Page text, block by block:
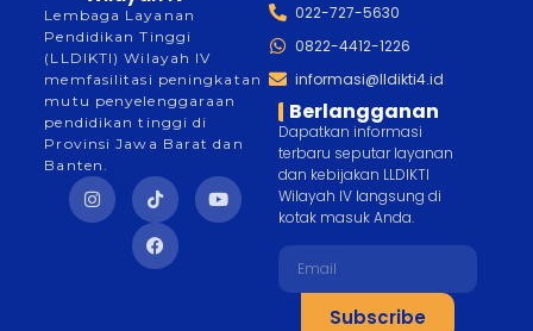
Lembaga Layanan
Pendidikan Tinggi
(LLDIKTI) Wilayah IV
memfasilitasi peningkatan
mutu penyelenggaraan
pendidikan tinggi di
Provinsi Jawa Barat dan
Banten.
022-727-5630
0822-4412-1226
informasi@lldikti4.id
Berlangganan
Dapatkan informasi
terbaru seputar layanan
dan kebijakan LLDIKTI
Wilayah IV langsung di
kotak masuk Anda.
Subscribe